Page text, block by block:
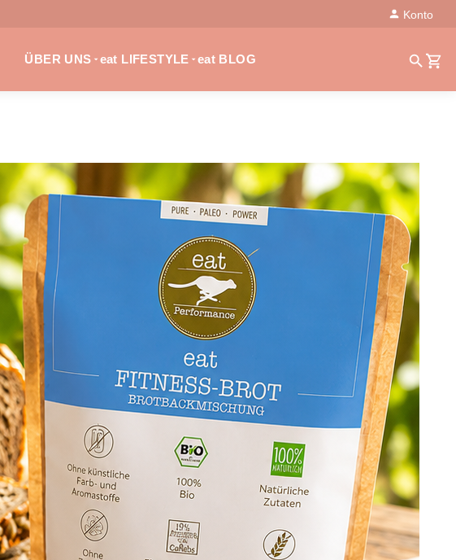
Konto
ÜBER UNS eat LIFESTYLE eat BLOG